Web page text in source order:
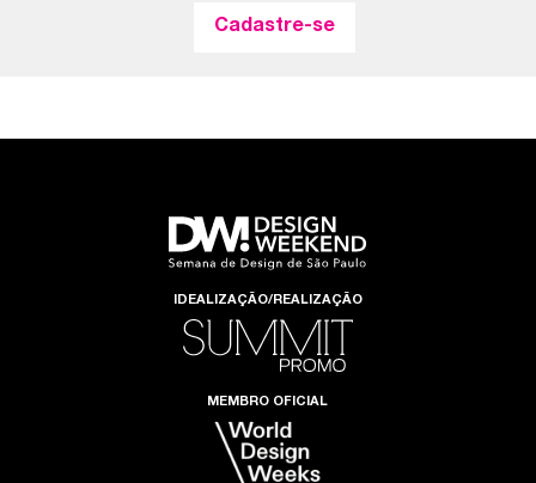
IDEALIZAÇÃO/REALIZAÇÃO
MEMBRO OFICIAL